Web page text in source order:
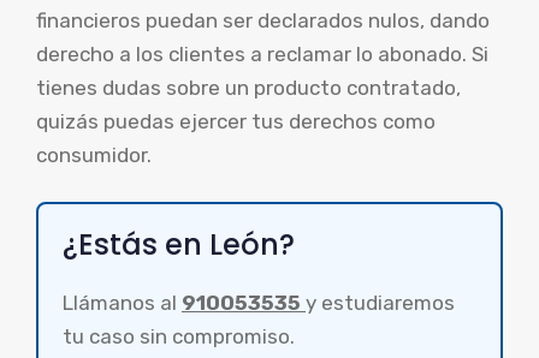
financieros puedan ser declarados nulos, dando
derecho a los clientes a reclamar lo abonado. Si
tienes dudas sobre un producto contratado,
quizás puedas ejercer tus derechos como
consumidor.
¿Estás en León?
Llámanos al 910053535 y estudiaremos
tu caso sin compromiso.